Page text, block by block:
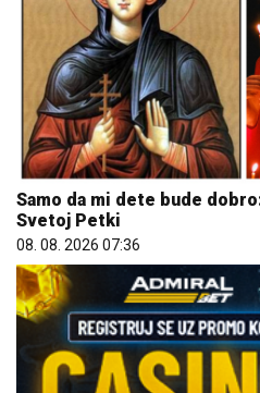
Samo da mi dete bude
Svetoj Petki
08. 08. 2026 07:36